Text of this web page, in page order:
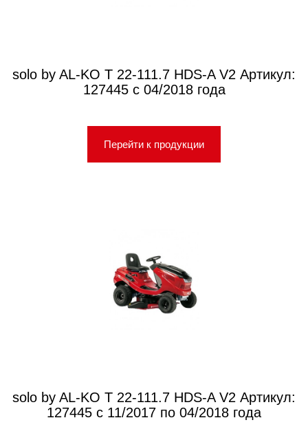
solo by AL-KO T 22-111.7 HDS-A V2 Артикул:
127445 с 04/2018 года
Перейти к продукции
solo by AL-KO T 22-111.7 HDS-A V2 Артикул:
127445 с 11/2017 по 04/2018 года